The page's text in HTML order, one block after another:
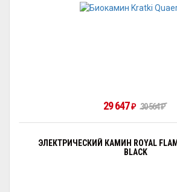
29 647 ₽ 30 564₽
ЭЛЕКТРИЧЕСКИЙ КАМИН ROYAL
BLACK